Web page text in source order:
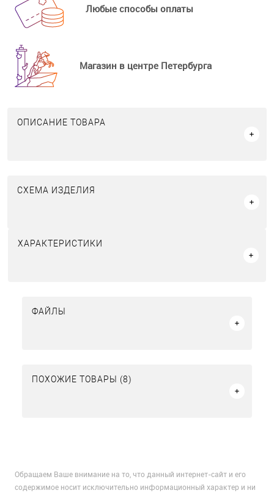
Любые способы оплаты
Магазин в центре Петербурга
ОПИСАНИЕ ТОВАРА
СХЕМА ИЗДЕЛИЯ
ХАРАКТЕРИСТИКИ
ФАЙЛЫ
ПОХОЖИЕ ТОВАРЫ (8)
Обращаем Ваше внимание на то, что данный интернет-сайт и его
содержимое носит исключительно информационный характер и ни